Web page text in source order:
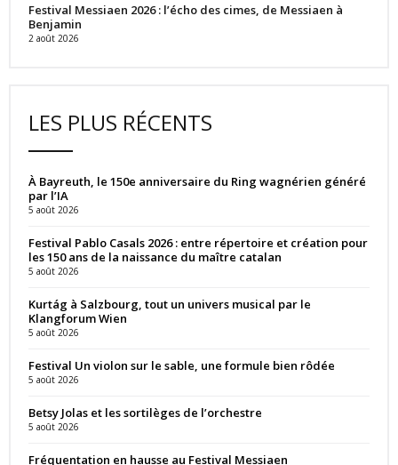
Festival Messiaen 2026 : l’écho des cimes, de Messiaen à
Benjamin
2 août 2026
LES PLUS RÉCENTS
À Bayreuth, le 150e anniversaire du Ring wagnérien généré
par l’IA
5 août 2026
Festival Pablo Casals 2026 : entre répertoire et création pour
les 150 ans de la naissance du maître catalan
5 août 2026
Kurtág à Salzbourg, tout un univers musical par le
Klangforum Wien
5 août 2026
Festival Un violon sur le sable, une formule bien rôdée
5 août 2026
Betsy Jolas et les sortilèges de l’orchestre
5 août 2026
Fréquentation en hausse au Festival Messiaen